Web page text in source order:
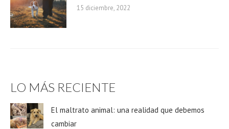
15 diciembre, 2022
LO MÁS RECIENTE
El maltrato animal: una realidad que debemos
cambiar